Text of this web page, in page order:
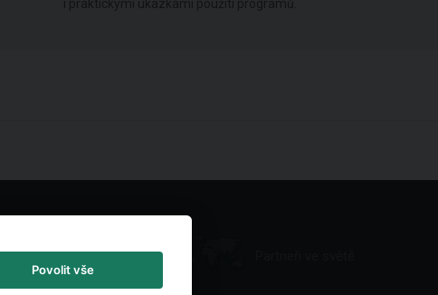
Povolit vše